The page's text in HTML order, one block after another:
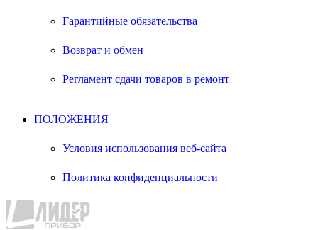
Гарантийные обязательства
Возврат и обмен
Регламент сдачи товаров в ремонт
ПОЛОЖЕНИЯ
Условия использования веб-сайта
Политика конфиденциальности